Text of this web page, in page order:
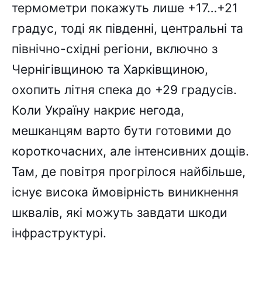
термометри покажуть лише +17…+21
градус, тоді як південні, центральні та
північно-східні регіони, включно з
Чернігівщиною та Харківщиною,
охопить літня спека до +29 градусів.
Коли Україну накриє негода,
мешканцям варто бути готовими до
короткочасних, але інтенсивних дощів.
Там, де повітря прогрілося найбільше,
існує висока ймовірність виникнення
шквалів, які можуть завдати шкоди
інфраструктурі.